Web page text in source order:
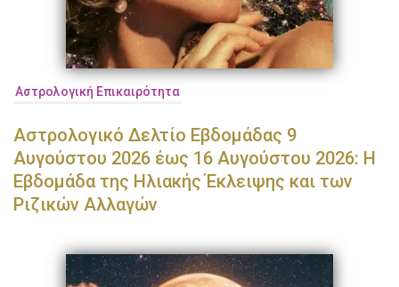
Αστρολογική Επικαιρότητα
Αστρολογικό Δελτίο Εβδομάδας 9
Αυγούστου 2026 έως 16 Αυγούστου 2026: Η
Εβδομάδα της Ηλιακής Έκλειψης και των
Ριζικών Αλλαγών